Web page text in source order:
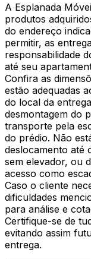
A Esplanada
produtos
do endereço
permitir, as
responsabilidade
até seu
Confira as
estão adequadas
do local da
desmontagem do
transporte pela
do prédio. Não
deslocamento até
sem elevador, ou
acesso como
Caso o cliente
dificuldades
para análise e
Certifique-se de
evitando assim
entrega.